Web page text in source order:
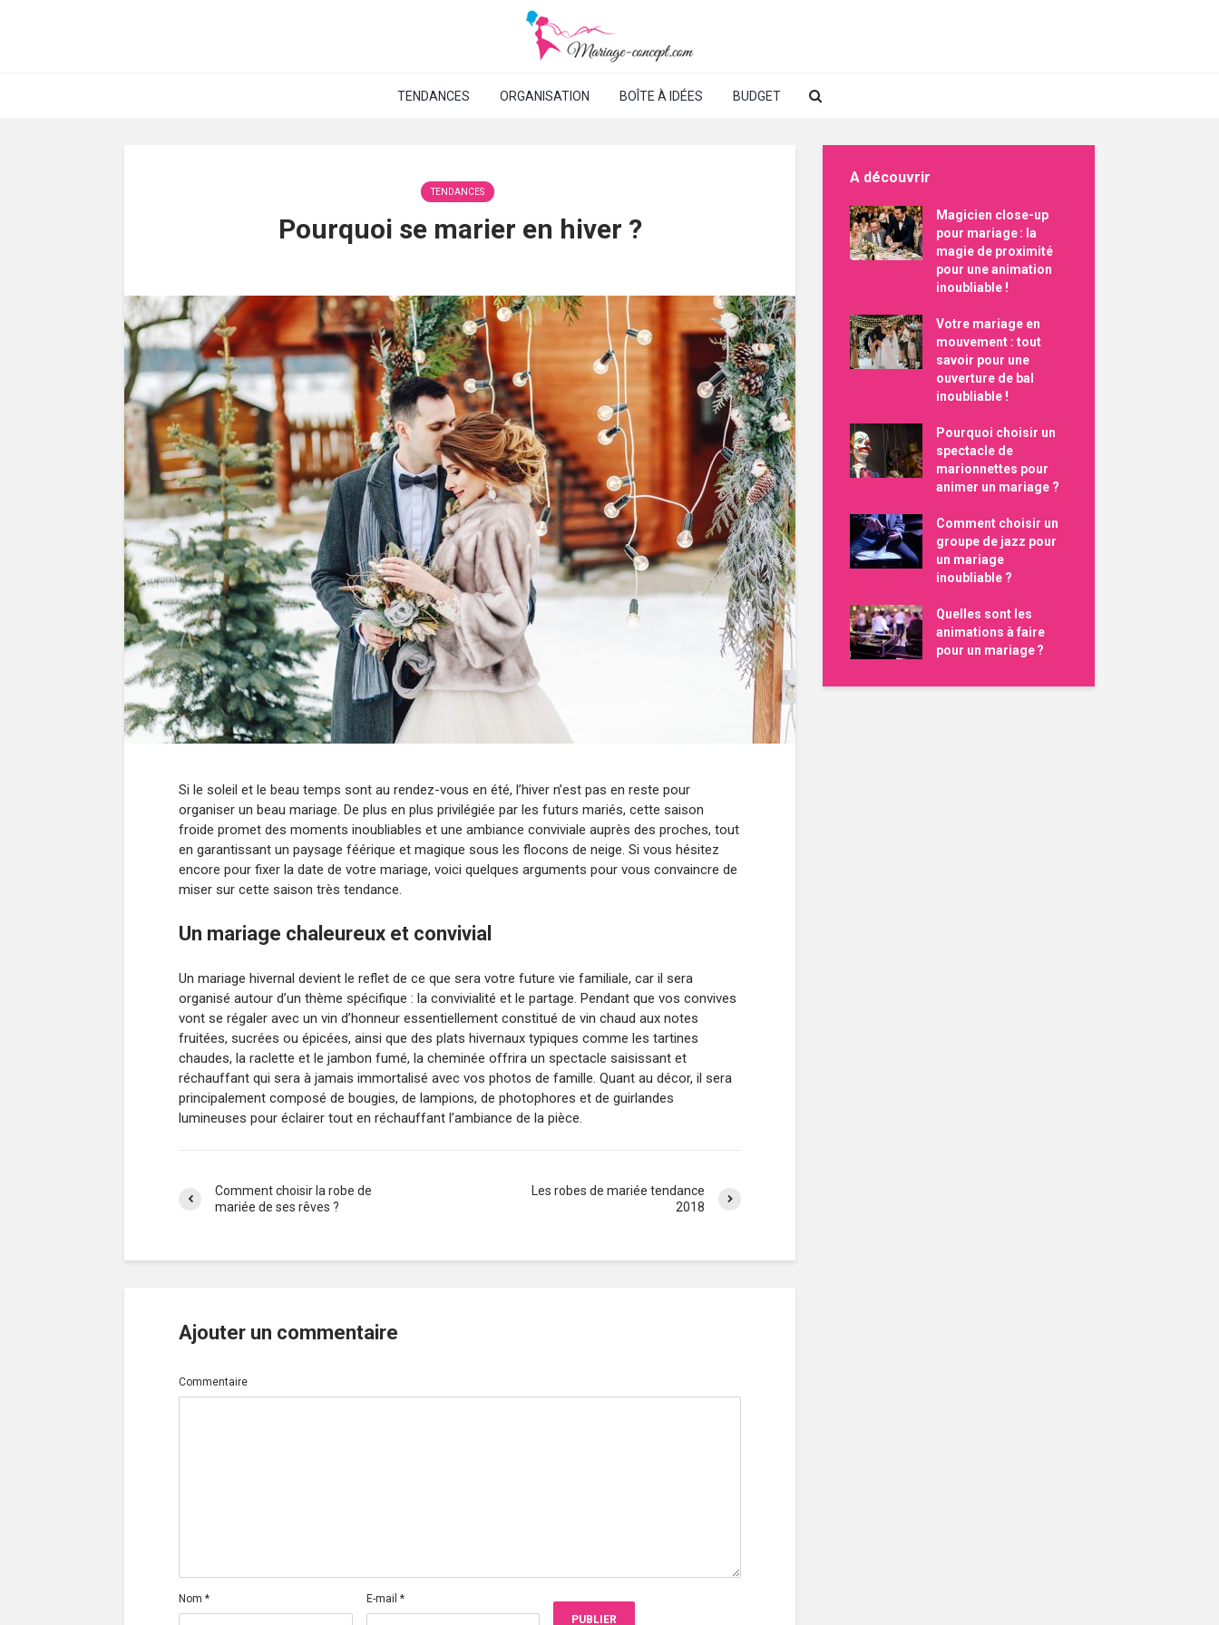
TENDANCES ORGANISATION BOÎTE À IDÉES BUDGET
TENDANCES
Pourquoi se marier en hiver ?
Si le soleil et le beau temps sont au rendez-vous en été, l’hiver n’est pas en reste pour
organiser un beau mariage. De plus en plus privilégiée par les futurs mariés, cette saison
froide promet des moments inoubliables et une ambiance conviviale auprès des proches, tout
en garantissant un paysage féérique et magique sous les flocons de neige. Si vous hésitez
encore pour fixer la date de votre mariage, voici quelques arguments pour vous convaincre de
miser sur cette saison très tendance.
Un mariage chaleureux et convivial
Un mariage hivernal devient le reflet de ce que sera votre future vie familiale, car il sera
organisé autour d’un thème spécifique : la convivialité et le partage. Pendant que vos convives
vont se régaler avec un vin d’honneur essentiellement constitué de vin chaud aux notes
fruitées, sucrées ou épicées, ainsi que des plats hivernaux typiques comme les tartines
chaudes, la raclette et le jambon fumé, la cheminée offrira un spectacle saisissant et
réchauffant qui sera à jamais immortalisé avec vos photos de famille. Quant au décor, il sera
principalement composé de bougies, de lampions, de photophores et de guirlandes
lumineuses pour éclairer tout en réchauffant l’ambiance de la pièce.
Comment choisir la robe de
mariée de ses rêves ?
Les robes de mariée tendance
2018
Ajouter un commentaire
Commentaire
Nom * E-mail *
A découvrir
Magicien close-up
pour mariage : la
magie de proximité
pour une animation
inoubliable !
Votre mariage en
mouvement : tout
savoir pour une
ouverture de bal
inoubliable !
Pourquoi choisir un
spectacle de
marionnettes pour
animer un mariage ?
Comment choisir un
groupe de jazz pour
un mariage
inoubliable ?
Quelles sont les
animations à faire
pour un mariage ?